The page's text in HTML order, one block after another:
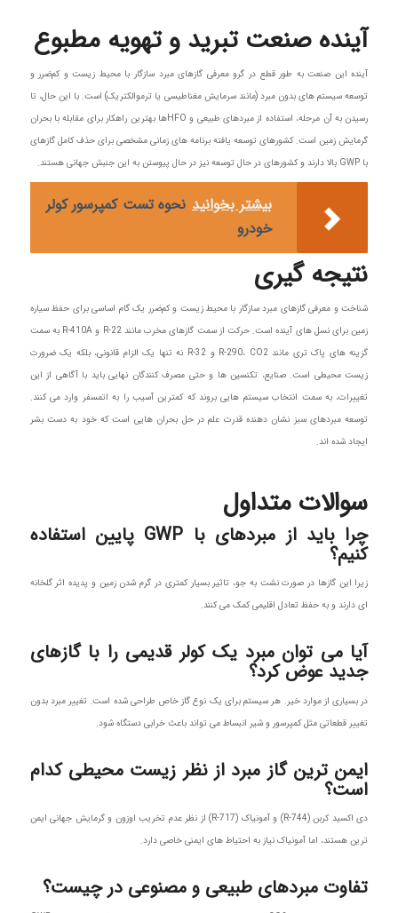
آینده صنعت تبرید و تهویه مطبوع
آینده این صنعت به طور قطع در گرو معرفی گازهای مبرد سازگار با محیط زیست و کم‌ضرر و
توسعه سیستم های بدون مبرد (مانند سرمایش مغناطیسی یا ترموالکتریک) است. با این حال، تا
رسیدن به آن مرحله، استفاده از مبردهای طبیعی و HFOها بهترین راهکار برای مقابله با بحران
گرمایش زمین است. کشورهای توسعه یافته برنامه های زمانی مشخصی برای حذف کامل گازهای
با GWP بالا دارند و کشورهای در حال توسعه نیز در حال پیوستن به این جنبش جهانی هستند.
بیشتر بخوانید نحوه تست کمپرسور کولر
خودرو
نتیجه گیری
شناخت و معرفی گازهای مبرد سازگار با محیط زیست و کم‌ضرر یک گام اساسی برای حفظ سیاره
زمین برای نسل های آینده است. حرکت از سمت گازهای مخرب مانند R-22 و R-410A به سمت
گزینه های پاک تری مانند R-290، CO2 و R-32 نه تنها یک الزام قانونی، بلکه یک ضرورت
زیست محیطی است. صنایع، تکنسین ها و حتی مصرف کنندگان نهایی باید با آگاهی از این
تغییرات، به سمت انتخاب سیستم هایی بروند که کمترین آسیب را به اتمسفر وارد می کنند.
توسعه مبردهای سبز نشان دهنده قدرت علم در حل بحران هایی است که خود به دست بشر
ایجاد شده اند.
سوالات متداول
چرا باید از مبردهای با GWP پایین استفاده
کنیم؟
زیرا این گازها در صورت نشت به جو، تاثیر بسیار کمتری در گرم شدن زمین و پدیده اثر گلخانه
ای دارند و به حفظ تعادل اقلیمی کمک می کنند.
آیا می توان مبرد یک کولر قدیمی را با گازهای
جدید عوض کرد؟
در بسیاری از موارد خیر. هر سیستم برای یک نوع گاز خاص طراحی شده است. تغییر مبرد بدون
تغییر قطعاتی مثل کمپرسور و شیر انبساط می تواند باعث خرابی دستگاه شود.
ایمن ترین گاز مبرد از نظر زیست محیطی کدام
است؟
دی اکسید کربن (R-744) و آمونیاک (R-717) از نظر عدم تخریب اوزون و گرمایش جهانی ایمن
ترین هستند، اما آمونیاک نیاز به احتیاط های ایمنی خاصی دارد.
تفاوت مبردهای طبیعی و مصنوعی در چیست؟